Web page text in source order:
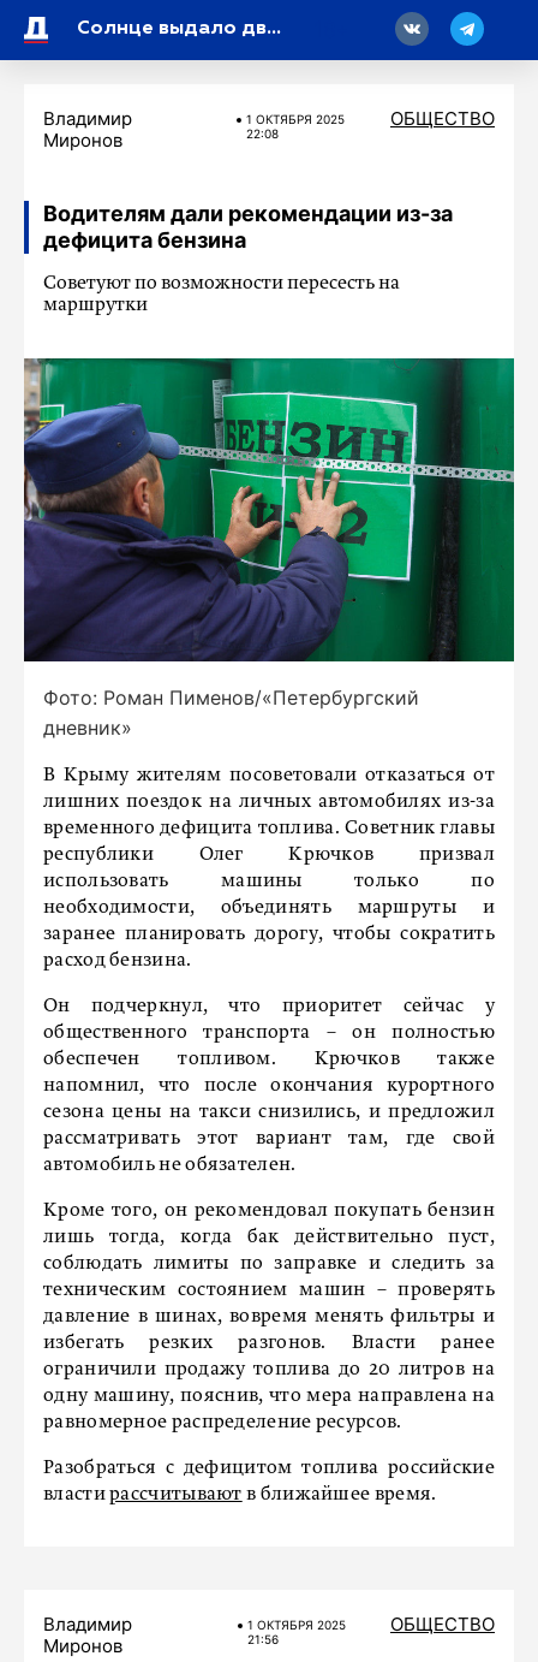
Солнце выдало две мощные вспышки за сутки
Владимир
Миронов
1 ОКТЯБРЯ 2025
22:08
ОБЩЕСТВО
Водителям дали рекомендации из-за
дефицита бензина
Советуют по возможности пересесть на
маршрутки
Фото: Роман Пименов/«Петербургский
дневник»
В Крыму жителям посоветовали отказаться от
лишних поездок на личных автомобилях из-за
временного дефицита топлива. Советник главы
республики Олег Крючков призвал
использовать машины только по
необходимости, объединять маршруты и
заранее планировать дорогу, чтобы сократить
расход бензина.
Он подчеркнул, что приоритет сейчас у
общественного транспорта – он полностью
обеспечен топливом. Крючков также
напомнил, что после окончания курортного
сезона цены на такси снизились, и предложил
рассматривать этот вариант там, где свой
автомобиль не обязателен.
Кроме того, он рекомендовал покупать бензин
лишь тогда, когда бак действительно пуст,
соблюдать лимиты по заправке и следить за
техническим состоянием машин – проверять
давление в шинах, вовремя менять фильтры и
избегать резких разгонов. Власти ранее
ограничили продажу топлива до 20 литров на
одну машину, пояснив, что мера направлена на
равномерное распределение ресурсов.
Разобраться с дефицитом топлива российские
властирассчитывают в ближайшее время.
Владимир
Миронов
1 ОКТЯБРЯ 2025
21:56
ОБЩЕСТВО